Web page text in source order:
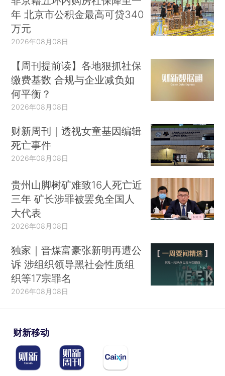
年 北京市公积金最高可贷340
万元
2026年08月08日
【周刊提前读】各地狠抓社保
缴费基数 合规与企业减负如
何平衡？
2026年08月08日
财新周刊｜透视女童基因编辑
死亡事件
2026年08月08日
贵州山脚树矿难致16人死亡近
三年 矿长涉罪被罢免全国人
大代表
2026年08月08日
独家｜晋煤富豪张新明再遭公
诉 涉组织领导黑社会性质组
织等17宗罪名
2026年08月08日
财新移动